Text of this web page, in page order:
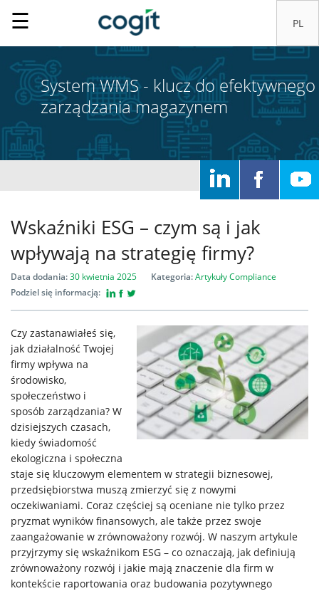
☰
System WMS - klucz do efektywnego
zarządzania magazynem
Wskaźniki ESG – czym są i jak
wpływają na strategię firmy?
Data dodania:30 kwietnia 2025 Kategoria:ArtykułyCompliance
Podziel się informacją:
Czy zastanawiałeś się,
jak działalność Twojej
firmy wpływa na
środowisko,
społeczeństwo i
sposób zarządzania? W
dzisiejszych czasach,
kiedy świadomość
ekologiczna i społeczna
staje się kluczowym elementem w strategii biznesowej,
przedsiębiorstwa muszą zmierzyć się z nowymi
oczekiwaniami. Coraz częściej są oceniane nie tylko przez
pryzmat wyników finansowych, ale także przez swoje
zaangażowanie w zrównoważony rozwój. W naszym artykule
przyjrzymy się wskaźnikom ESG – co oznaczają, jak definiują
zrównoważony rozwój i jakie mają znaczenie dla firm w
kontekście raportowania oraz budowania pozytywnego